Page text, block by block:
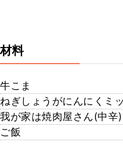
材料
牛こま
ねぎしょうがにんにくミ
我が家は焼肉屋さん(中辛)
ご飯